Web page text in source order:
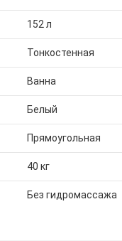
152 л
Тонкостенная
Ванна
Белый
Прямоугольная
40 кг
Без гидромассажа